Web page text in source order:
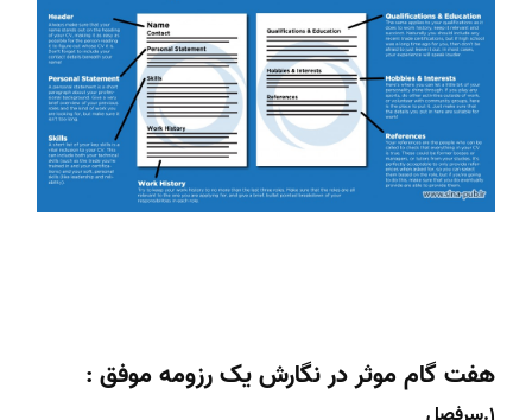
هفت گام موثر در نگارش یک رزومه موفق :